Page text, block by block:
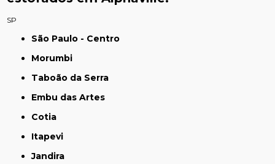
SP
São Paulo - Centro
Morumbi
Taboão da Serra
Embu das Artes
Cotia
Itapevi
Jandira